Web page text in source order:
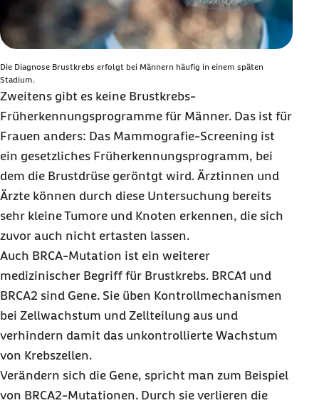
Die Diagnose Brustkrebs erfolgt bei Männern häufig in einem späten
Stadium.
Zweitens gibt es keine Brustkrebs-
Früherkennungsprogramme für Männer. Das ist für
Frauen anders: Das Mammografie-Screening ist
ein gesetzliches Früherkennungsprogramm, bei
dem die Brustdrüse geröntgt wird. Ärztinnen und
Ärzte können durch diese Untersuchung bereits
sehr kleine Tumore und Knoten erkennen, die sich
zuvor auch nicht ertasten lassen.
Auch BRCA-Mutation ist ein weiterer
medizinischer Begriff für Brustkrebs. BRCA1 und
BRCA2 sind Gene. Sie üben Kontrollmechanismen
bei Zellwachstum und Zellteilung aus und
verhindern damit das unkontrollierte Wachstum
von Krebszellen.
Verändern sich die Gene, spricht man zum Beispiel
von BRCA2-Mutationen. Durch sie verlieren die